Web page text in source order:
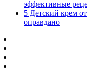
эффективные
5 Детский крем
оправдано